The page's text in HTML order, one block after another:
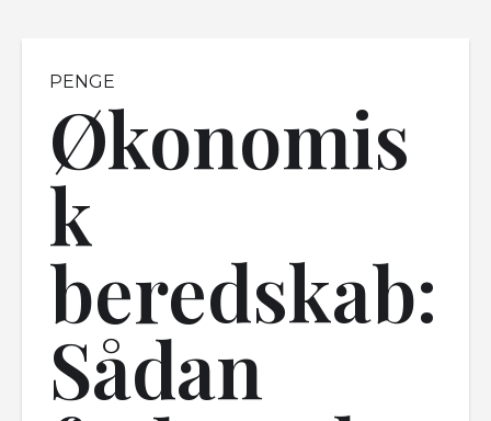
Økonomis
k
beredskab:
Sådan
PENGE